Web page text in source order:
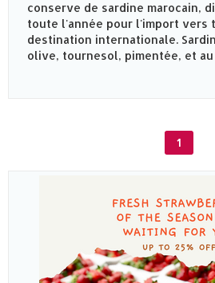
conserve de sardine marocain,
toute l'année pour l'import vers
destination internationale.
olive, tournesol, pimentée, et
1